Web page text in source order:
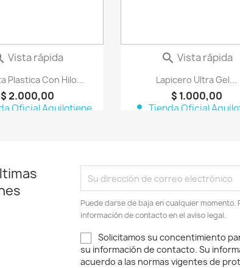
Plastica Con Hilo...
$ 2.000,00
Oficial Aquilotiene
Vista rápida
Lapicero Ultra Gel...
$ 1.000,00
person Tienda Oficial
 Vista rápida
Puede darse de baja en cualquier momento.
información de contacto en el aviso legal.
Solicitamos su concentimiento
su información de contacto. Su
acuerdo a las normas vigentes de